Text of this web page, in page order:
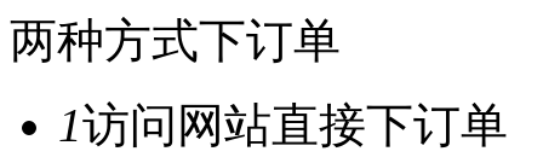
两种方式下订单
1访问网站直接下订单